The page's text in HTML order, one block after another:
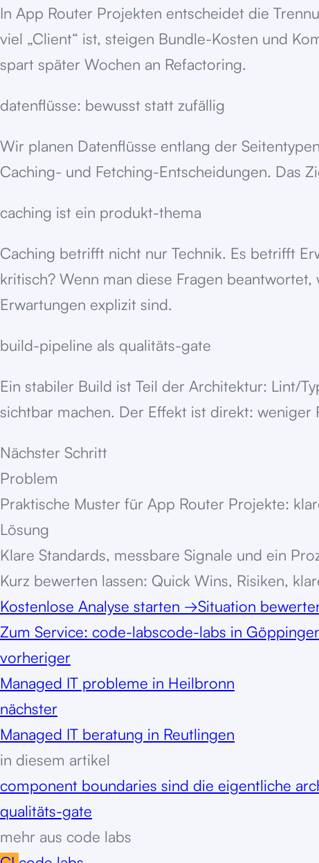
In App Router Projekten entscheidet die
viel „Client“ ist, steigen Bundle-Kosten und
spart später Wochen an Refactoring.
datenflüsse: bewusst statt zufällig
Wir planen Datenflüsse entlang der
Caching- und Fetching-Entscheidungen. Das
caching ist ein produkt-thema
Caching betrifft nicht nur Technik. Es betrifft
kritisch? Wenn man diese Fragen
Erwartungen explizit sind.
build-pipeline als qualitäts-gate
Ein stabiler Build ist Teil der Architektur: Lint/
sichtbar machen. Der Effekt ist direkt: weniger
Nächster Schritt
Problem
Praktische Muster für App Router Projekte:
Lösung
Klare Standards, messbare Signale und ein
Kurz bewerten lassen: Quick Wins, Risiken,
Kostenlose Analyse starten →Situation
Zum Service: code-labscode-labs in
vorheriger
Managed IT probleme in Heilbronn
nächster
Managed IT beratung in Reutlingen
in diesem artikel
component boundaries sind die eigentliche
qualitäts-gate
mehr aus code labs